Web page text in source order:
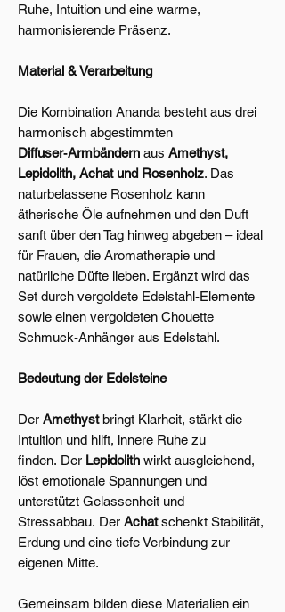
Ruhe, Intuition und eine warme,
harmonisierende Präsenz.
Material & Verarbeitung
Die Kombination Ananda besteht aus drei
harmonisch abgestimmten
Diffuser‑Armbändern aus Amethyst,
Lepidolith, Achat und Rosenholz. Das
naturbelassene Rosenholz kann
ätherische Öle aufnehmen und den Duft
sanft über den Tag hinweg abgeben – ideal
für Frauen, die Aromatherapie und
natürliche Düfte lieben. Ergänzt wird das
Set durch vergoldete Edelstahl‑Elemente
sowie einen vergoldeten Chouette
Schmuck‑Anhänger aus Edelstahl.
Bedeutung der Edelsteine
Der Amethystbringt Klarheit, stärkt die
Intuition und hilft, innere Ruhe zu
finden. Der Lepidolith wirkt ausgleichend,
löst emotionale Spannungen und
unterstützt Gelassenheit und
Stressabbau. Der Achatschenkt Stabilität,
Erdung und eine tiefe Verbindung zur
eigenen Mitte.
Gemeinsam bilden diese Materialien ein